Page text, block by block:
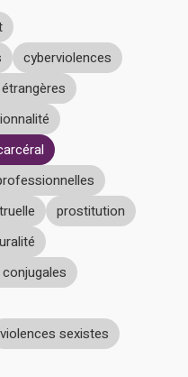
cyberviolences
prostitution
violences sexistes